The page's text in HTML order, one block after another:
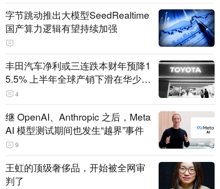
字节跳动推出大模型SeedRealtime
国产算力逻辑有望持续加强
丰田汽车净利或三连跌本财年预降1
5.5% 上半年全球产销下滑在华少卖
14.3万辆
4
继 OpenAI、Anthropic 之后，Meta
AI 模型测试期间也发生“越界”事件
9
王虹的顶级奢侈品，开始被全网审
判了